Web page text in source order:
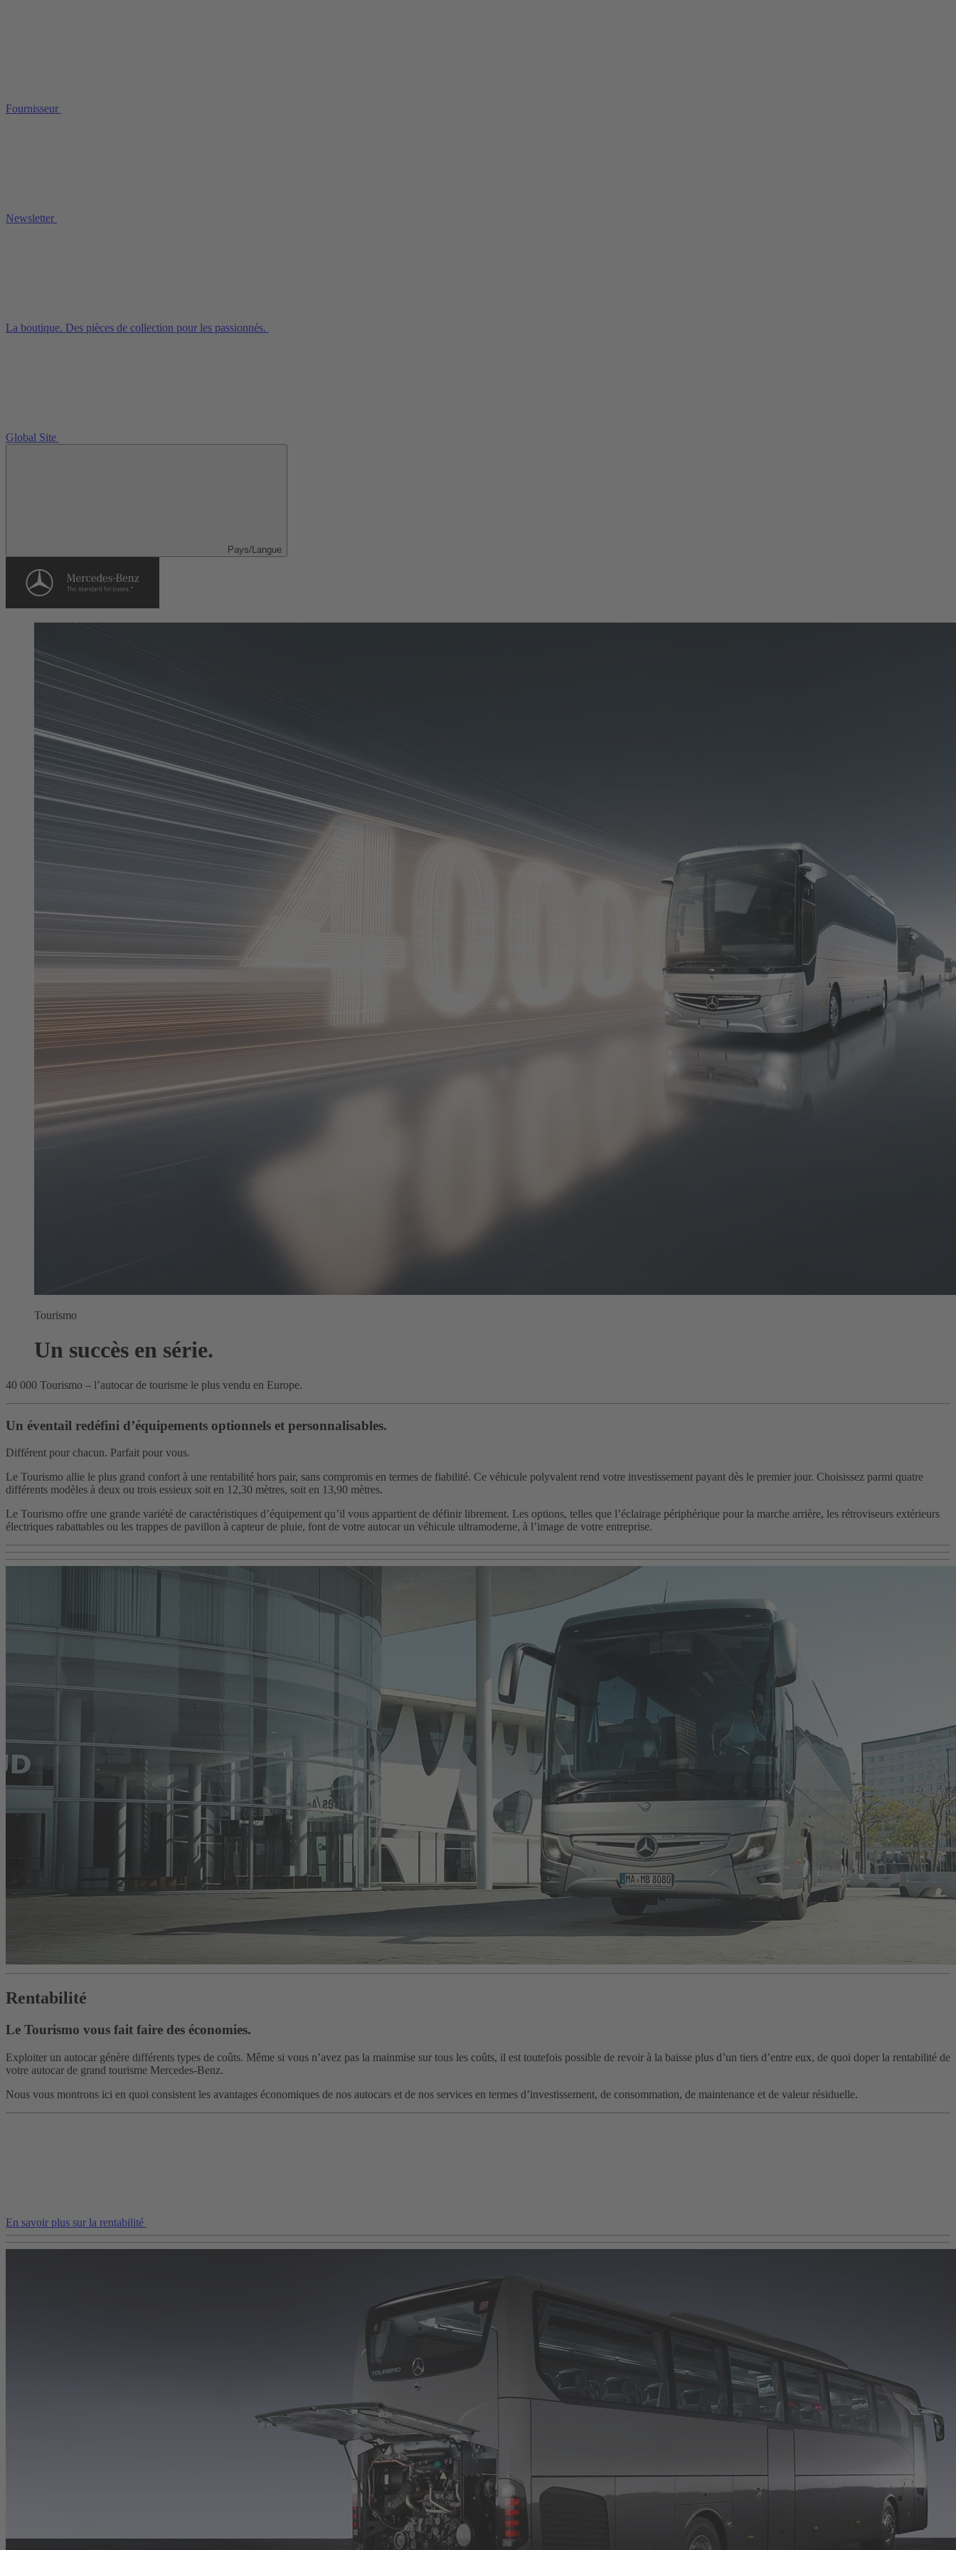
Fournisseur
Newsletter
La boutique. Des pièces de collection pour les passionnés.
Global Site
Pays/Langue
Tourismo
Un succès en série.
40 000 Tourismo – l’autocar de tourisme le plus vendu en Europe.
Un éventail redéfini d’équipements optionnels et personnalisables.
Différent pour chacun. Parfait pour vous.
Le Tourismo allie le plus grand confort à une rentabilité hors pair, sans compromis en termes de fiabilité. Ce véhicule polyvalent rend votre investissement payant dès le premier jour. Choisissez parmi quatre
différents modèles à deux ou trois essieux soit en 12,30 mètres, soit en 13,90 mètres.
Le Tourismo offre une grande variété de caractéristiques d’équipement qu’il vous appartient de définir librement. Les options, telles que l’éclairage périphérique pour la marche arrière, les rétroviseurs extérieurs
électriques rabattables ou les trappes de pavillon à capteur de pluie, font de votre autocar un véhicule ultramoderne, à l’image de votre entreprise.
Rentabilité
Le Tourismo vous fait faire des économies.
Exploiter un autocar génère différents types de coûts. Même si vous n’avez pas la mainmise sur tous les coûts, il est toutefois possible de revoir à la baisse plus d’un tiers d’entre eux, de quoi doper la rentabilité de
votre autocar de grand tourisme Mercedes-Benz.
Nous vous montrons ici en quoi consistent les avantages économiques de nos autocars et de nos services en termes d’investissement, de consommation, de maintenance et de valeur résiduelle.
En savoir plus sur la rentabilité